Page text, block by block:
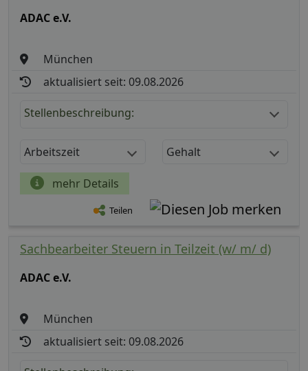
ADAC e.V.
München
aktualisiert seit: 09.08.2026
Stellenbeschreibung:
Arbeitszeit Gehalt
mehr Details
Teilen
Sachbearbeiter Steuern in Teilzeit (w/ m/ d)
ADAC e.V.
München
aktualisiert seit: 09.08.2026